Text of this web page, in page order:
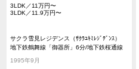
3LDK／11万円〜
3LDK／11.9万円〜
サクラ雪見レジデンス（ｻｸﾗﾕｷﾐﾚｼﾞﾃﾞﾝｽ）
地下鉄鶴舞線「御器所」6分/地下鉄桜通線
下鉄桜通線「御器所」6分
1995年9月